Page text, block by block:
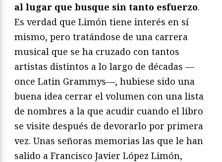
al lugar que busque sin tanto esfuerzo.
Es verdad que Limón tiene interés en sí
mismo, pero tratándose de una carrera
musical que se ha cruzado con tantos
artistas distintos a lo largo de décadas —
once Latin Grammys—, hubiese sido una
buena idea cerrar el volumen con una lista
de nombres a la que acudir cuando el libro
se visite después de devorarlo por primera
vez. Unas señoras memorias las que le han
salido a Francisco Javier López Limón,